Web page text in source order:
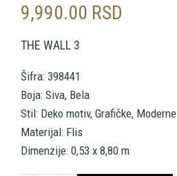
9,990.00 RSD
THE WALL 3
Šifra: 398441
Boja: Siva, Bela
Stil: Deko motiv, Grafičke, Moderne
Materijal: Flis
Dimenzije: 0,53 x 8,80 m